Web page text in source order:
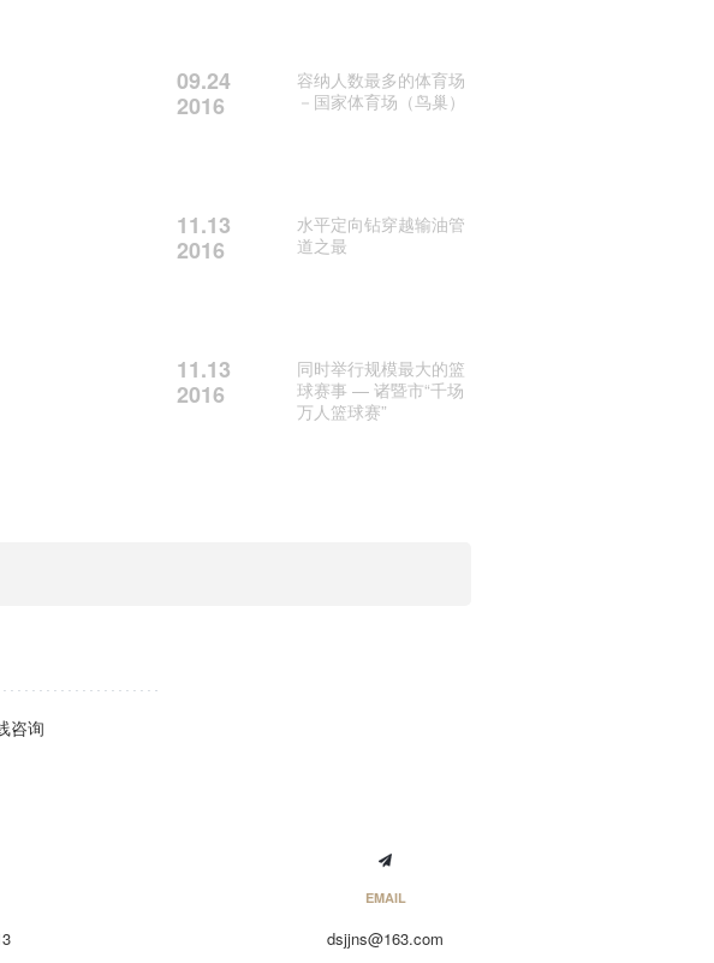
09.24
2016
容纳人数最多的体育场
－国家体育场（鸟巢）
11.13
2016
水平定向钻穿越输油管
道之最
11.13
2016
同时举行规模最大的篮
球赛事 — 诸暨市“千场
万人篮球赛”
咨询
EMAIL
dsjjns@163.com